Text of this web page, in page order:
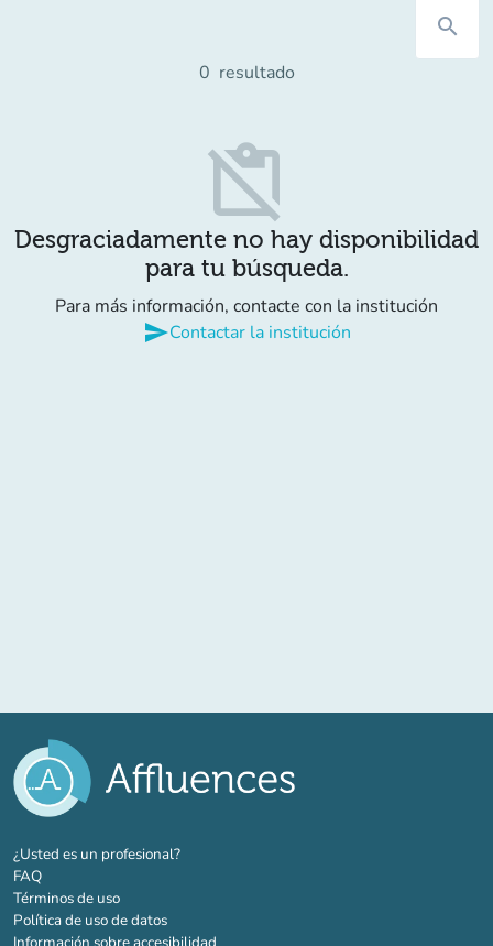
search
0 resultado
content_paste_off
Desgraciadamente no hay disponibilidad
para tu búsqueda.
Para más información, contacte con la institución
sendContactar la institución
¿Usted es un profesional?(nueva pestaña)
FAQ
Términos de uso
Política de uso de datos